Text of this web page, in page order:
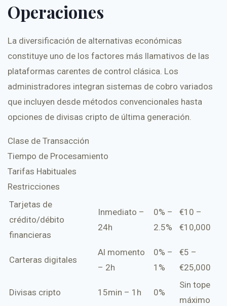
Operaciones
La diversificación de alternativas económicas
constituye uno de los factores más llamativos de las
plataformas carentes de control clásica. Los
administradores integran sistemas de cobro variados
que incluyen desde métodos convencionales hasta
opciones de divisas cripto de última generación.
Clase de Transacción
Tiempo de Procesamiento
Tarifas Habituales
Restricciones
Tarjetas de
crédito/débito
financieras
Inmediato –
24h
0% –
2.5%
€10 –
€10,000
Carteras digitales
Al momento
– 2h
0% –
1%
€5 –
€25,000
Divisas cripto 15min – 1h 0%
Sin tope
máximo